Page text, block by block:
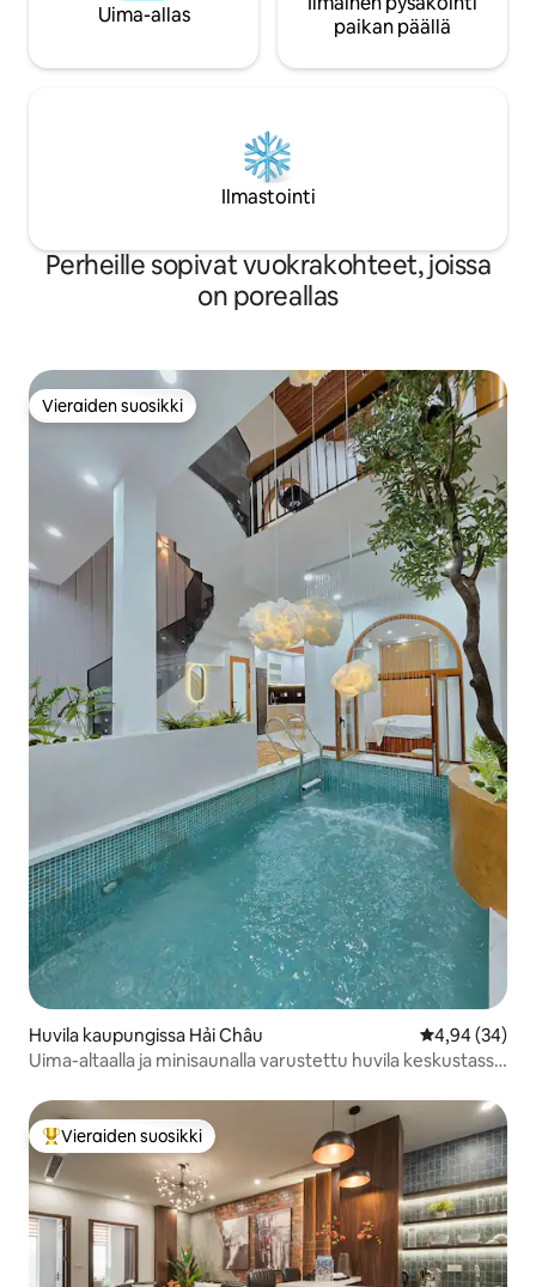
Uima-allas
paikan päällä
Ilmastointi
Perheille sopivat vuokrakohteet, joissa
on poreallas
Vieraiden suosikki
Vieraiden suosikki
Huvila kaupungissa Hải Châu
4,94 (34)
Uima-altaalla ja minisaunalla varustettu huvila keskustassa
Vieraiden suosikkien parhaimmistoa
Vieraiden suosikki